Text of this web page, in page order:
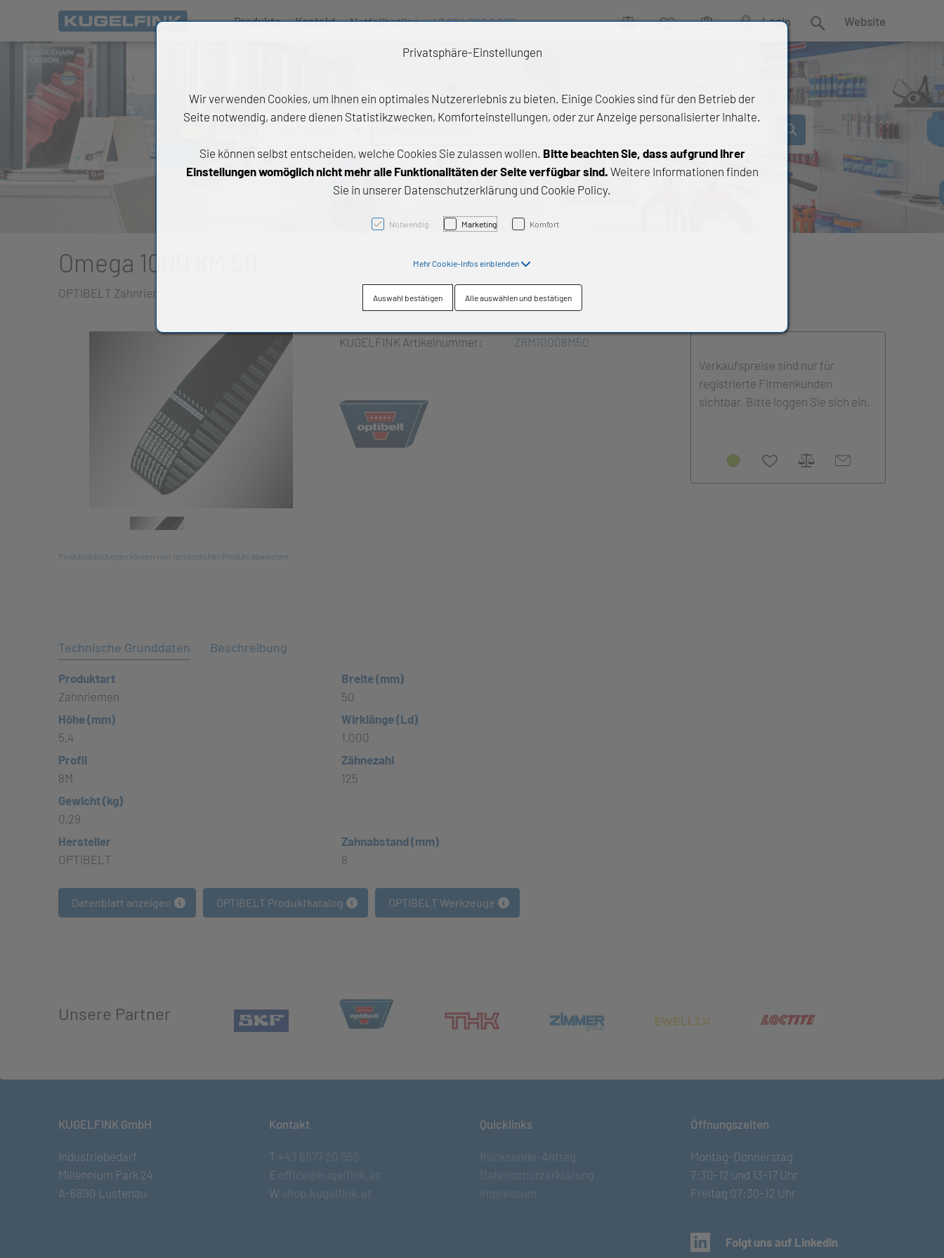
Produkte Kontakt Notfallhotline:+43 664 222 9 888 VergleichWunschlisteWarenkorb Login Suche Website
Alle Produkte
Wälz- und Gleitlager
Antriebstechnik
Chemische Produkte
Alle Produkte
Omega 1000 8M 50
OPTIBELT Zahnriemen
Produktabbildungen können vom tatsächlichen Produkt abweichen
KUGELFINK Artikelnummer:
ZRM10008M50
Verkaufspreise sind nur für
registrierte Firmenkunden
sichtbar. Bitte loggen Sie sich ein.
Technische Grunddaten Beschreibung
Produktart
Zahnriemen
Breite (mm)
50
Höhe (mm)
5,4
Wirklänge (Ld)
1.000
Profil
8M
Zähnezahl
125
Gewicht (kg)
0,29
Hersteller
OPTIBELT
Zahnabstand (mm)
8
Datenblatt anzeigen OPTIBELT Produktkatalog OPTIBELT Werkzeuge
Unsere Partner (öffnet in neuem Tab)
(öffnet in neuem Tab)(öffnet in neuem Tab)(öffnet in neuem Tab)(öffnet in neuem Tab)
KUGELFINK GmbH
Industriebedarf
Millennium Park 24
A-6890 Lustenau
Kontakt
T +43 5577 20 555
E office@kugelfink.at
W shop.kugelfink.at
Quicklinks
Rücksende-Antrag
Datenschutzerklärung
Impressum
Öffnungszeiten
Montag-Donnerstag
7:30-12 und 13-17 Uhr
Freitag 07:30-12 Uhr
(öffnet in neuem Tab)
Folgt uns auf LinkedIn
Privatsphäre-Einstellungen
Wir verwenden Cookies, um Ihnen ein optimales Nutzererlebnis zu bieten. Einige Cookies sind für den Betrieb der
Seite notwendig, andere dienen Statistikzwecken, Komforteinstellungen, oder zur Anzeige personalisierter Inhalte.
Sie können selbst entscheiden, welche Cookies Sie zulassen wollen. Bitte beachten Sie, dass aufgrund Ihrer
Einstellungen womöglich nicht mehr alle Funktionalitäten der Seite verfügbar sind. Weitere Informationen finden
Sie in unserer Datenschutzerklärung und Cookie Policy.
Notwendig Marketing Komfort
Mehr Cookie-Infos einblenden
Auswahl bestätigen Alle auswählen und bestätigen